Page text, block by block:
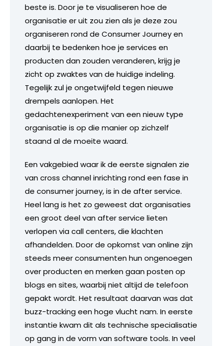
beste is. Door je te visualiseren hoe de
organisatie er uit zou zien als je deze zou
organiseren rond de Consumer Journey en
daarbij te bedenken hoe je services en
producten dan zouden veranderen, krijg je
zicht op zwaktes van de huidige indeling.
Tegelijk zul je ongetwijfeld tegen nieuwe
drempels aanlopen. Het
gedachtenexperiment van een nieuw type
organisatie is op die manier op zichzelf
staand al de moeite waard.
Een vakgebied waar ik de eerste signalen zie
van cross channel inrichting rond een fase in
de consumer journey, is in de after service.
Heel lang is het zo geweest dat organisaties
een groot deel van after service lieten
verlopen via call centers, die klachten
afhandelden. Door de opkomst van online zijn
steeds meer consumenten hun ongenoegen
over producten en merken gaan posten op
blogs en sites, waarbij niet altijd de telefoon
gepakt wordt. Het resultaat daarvan was dat
buzz-tracking een hoge vlucht nam. In eerste
instantie kwam dit als technische specialisatie
op gang in de vorm van software tools. In veel